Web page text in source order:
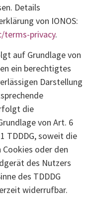
Details
von IONOS:
privacy.
auf Grundlage von
ein berechtigtes
Darstellung
die
von Art. 6
TDDDG, soweit die
Cookies oder den
des Nutzers
des TDDDG
widerrufbar.